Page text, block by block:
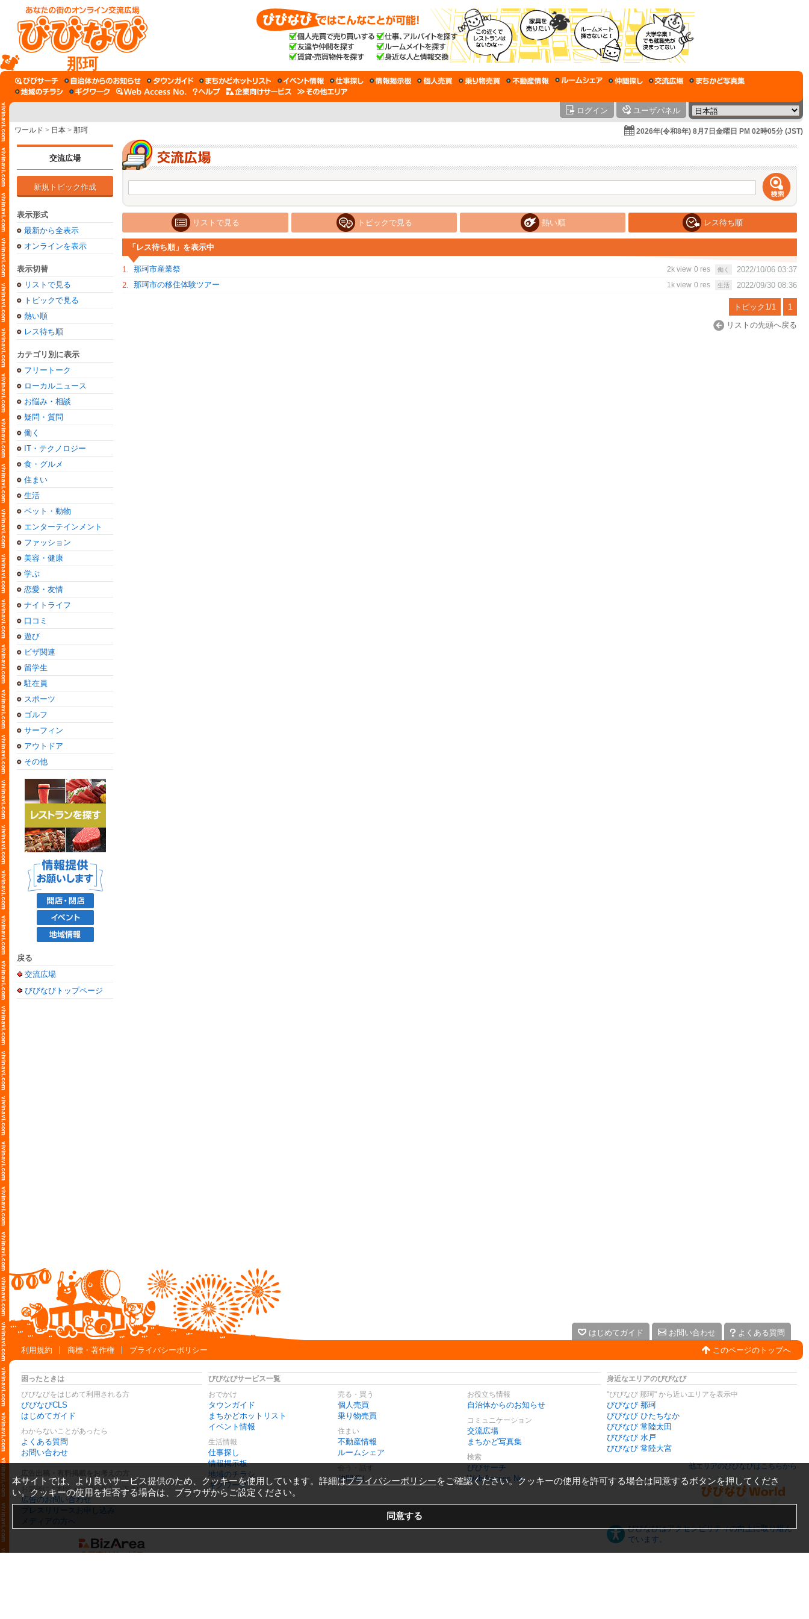
那珂
ログイン ユーザパネル
ワールド > 日本 > 那珂 2026年(令和8年) 8月7日金曜日 PM 02時05分 (JST)
交流広場
新規トピック作成
表示形式
最新から全表示
オンラインを表示
表示切替
リストで見る
トピックで見る
熱い順
レス待ち順
カテゴリ別に表示
フリートーク
ローカルニュース
お悩み・相談
疑問・質問
働く
IT・テクノロジー
食・グルメ
住まい
生活
ペット・動物
エンターテインメント
ファッション
美容・健康
学ぶ
恋愛・友情
ナイトライフ
口コミ
遊び
ビザ関連
留学生
駐在員
スポーツ
ゴルフ
サーフィン
アウトドア
その他
戻る
交流広場
びびなびトップページ
リストで見る トピックで見る 熱い順 レス待ち順
「レス待ち順」を表示中
1. 那珂市産業祭 2k view 0 res 働く
2022/10/06 03:37
2. 那珂市の移住体験ツアー 1k view 0 res 生活 2022/09/30 08:36
トピック1/1
1
リストの先頭へ戻る
はじめてガイド お問い合わせ
よくある質問
利用規約
商標・著作権 プライバシーポリシー このページのトップへ
困ったときは
びびなびをはじめて利用される方
びびなびCLS
はじめてガイド
わからないことがあったら
よくある質問
お問い合わせ
お気軽にご相談・お問い合わせ下さい
広告のお問い合わせ
プレスリリースお申し込み
メディアの方へ
びびなびサービス一覧
おでかけ
タウンガイド
まちかどホットリスト
イベント情報
生活情報
仕事探し
情報掲示板
地域のチラシ
ギグワーク
売る・買う
個人売買
乗り物売買
住まい
不動産情報
ルームシェア
仲間探し
お役立ち情報
自治体からのお知らせ
コミュニケーション
交流広場
まちかど写真集
検索
びびサーチ
Web Access No.
身近なエリアのびびなび
"びびなび 那珂" から近いエリアを表示中
びびなび 那珂
びびなび ひたちなか
びびなび 常陸太田
びびなび 水戸
びびなび 常陸大宮
他エリアのびびなびはこちらから
びびなびはアクセシビリティの向上に取り組ん
でいます。
本サイトでは、より良いサービス提供のため、クッキーを使用しています。詳細はプライバシーポリシーをご確認ください。クッキーの使用を許可する場合は同意するボタンを押してくださ
い。クッキーの使用を拒否する場合は、ブラウザからご設定ください。